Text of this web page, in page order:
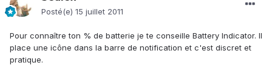
Posté(e) 15 juillet 2011
Pour connaître ton % de batterie je te conseille Battery Indicator. Il
place une icône dans la barre de notification et c'est discret et
pratique.